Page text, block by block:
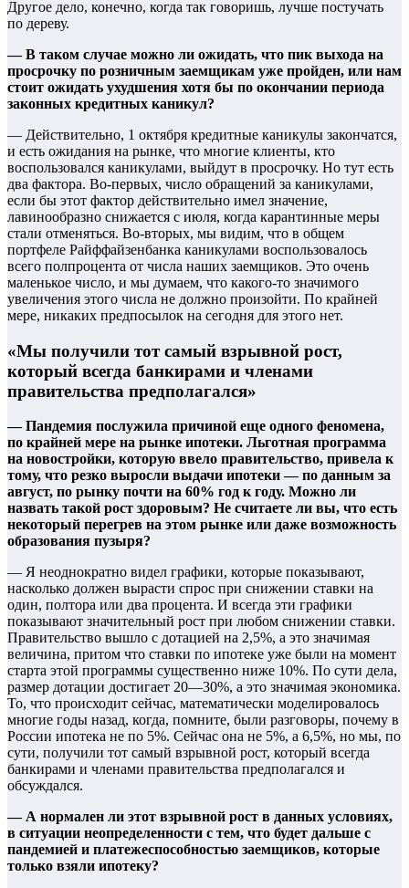
Другое дело, конечно, когда так говоришь, лучше постучать
по дереву.
— В таком случае можно ли ожидать, что пик выхода на
просрочку по розничным заемщикам уже пройден, или нам
стоит ожидать ухудшения хотя бы по окончании периода
законных кредитных каникул?
— Действительно, 1 октября кредитные каникулы закончатся,
и есть ожидания на рынке, что многие клиенты, кто
воспользовался каникулами, выйдут в просрочку. Но тут есть
два фактора. Во-первых, число обращений за каникулами,
если бы этот фактор действительно имел значение,
лавинообразно снижается с июля, когда карантинные меры
стали отменяться. Во-вторых, мы видим, что в общем
портфеле Райффайзенбанка каникулами воспользовалось
всего полпроцента от числа наших заемщиков. Это очень
маленькое число, и мы думаем, что какого-то значимого
увеличения этого числа не должно произойти. По крайней
мере, никаких предпосылок на сегодня для этого нет.
«Мы получили тот самый взрывной рост,
который всегда банкирами и членами
правительства предполагался»
— Пандемия послужила причиной еще одного феномена,
по крайней мере на рынке ипотеки. Льготная программа
на новостройки, которую ввело правительство, привела к
тому, что резко выросли выдачи ипотеки — по данным за
август, по рынку почти на 60% год к году. Можно ли
назвать такой рост здоровым? Не считаете ли вы, что есть
некоторый перегрев на этом рынке или даже возможность
образования пузыря?
— Я неоднократно видел графики, которые показывают,
насколько должен вырасти спрос при снижении ставки на
один, полтора или два процента. И всегда эти графики
показывают значительный рост при любом снижении ставки.
Правительство вышло с дотацией на 2,5%, а это значимая
величина, притом что ставки по ипотеке уже были на момент
старта этой программы существенно ниже 10%. По сути дела,
размер дотации достигает 20—30%, а это значимая экономика.
То, что происходит сейчас, математически моделировалось
многие годы назад, когда, помните, были разговоры, почему в
России ипотека не по 5%. Сейчас она не 5%, а 6,5%, но мы, по
сути, получили тот самый взрывной рост, который всегда
банкирами и членами правительства предполагался и
обсуждался.
— А нормален ли этот взрывной рост в данных условиях,
в ситуации неопределенности с тем, что будет дальше с
пандемией и платежеспособностью заемщиков, которые
только взяли ипотеку?